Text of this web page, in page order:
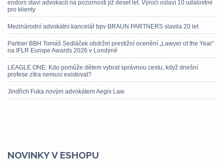
endors staví advokacii na pozornosti již deset let. Výročí oslaví 10 událostmi
pro klienty
Mezinárodní advokátní kancelář bpv BRAUN PARTNERS slavila 20 let
Partner BBH Tomáš Sedláček obdržel prestižní ocenění „Lawyer of the Year“
na IFLR Europe Awards 2026 v Londýně
LEAGLE.ONE: Kdo pomůže dětem vybrat správnou cestu, když dnešní
profese zítra nemusí existovat?
Jindřich Fuka novým advokátem Aegis Law
NOVINKY V ESHOPU